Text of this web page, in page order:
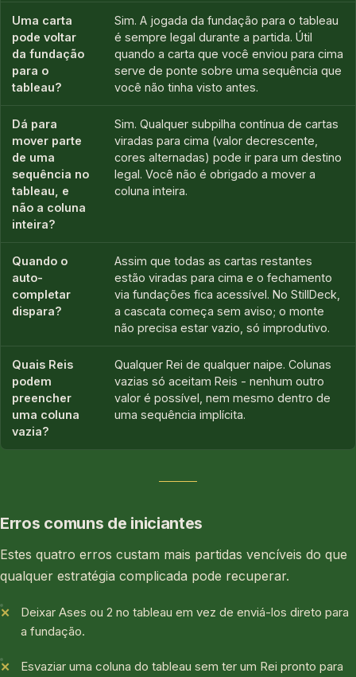
Uma carta
pode voltar
da fundação
para o
tableau?
Sim. A jogada da fundação para o tableau
é sempre legal durante a partida. Útil
quando a carta que você enviou para cima
serve de ponte sobre uma sequência que
você não tinha visto antes.
Dá para
mover parte
de uma
sequência no
tableau, e
não a coluna
inteira?
Sim. Qualquer subpilha contínua de cartas
viradas para cima (valor decrescente,
cores alternadas) pode ir para um destino
legal. Você não é obrigado a mover a
coluna inteira.
Quando o
auto-
completar
dispara?
Assim que todas as cartas restantes
estão viradas para cima e o fechamento
via fundações fica acessível. No StillDeck,
a cascata começa sem aviso; o monte
não precisa estar vazio, só improdutivo.
Quais Reis
podem
preencher
uma coluna
vazia?
Qualquer Rei de qualquer naipe. Colunas
vazias só aceitam Reis - nenhum outro
valor é possível, nem mesmo dentro de
uma sequência implícita.
Erros comuns de iniciantes
Estes quatro erros custam mais partidas vencíveis do que
qualquer estratégia complicada pode recuperar.
Deixar Ases ou 2 no tableau em vez de enviá-los direto para
a fundação.
Esvaziar uma coluna do tableau sem ter um Rei pronto para